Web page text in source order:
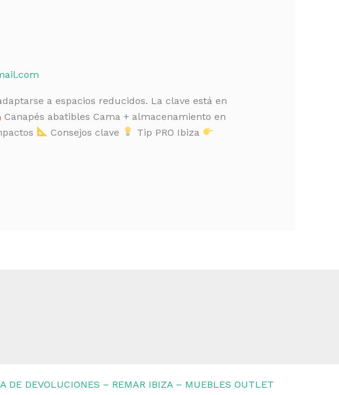
a espacios reducidos. La clave está en
Canapés abatibles Cama + almacenamiento en
Consejos clave Tip PRO Ibiza
DE DEVOLUCIONES – REMAR IBIZA – MUEBLES OUTLET